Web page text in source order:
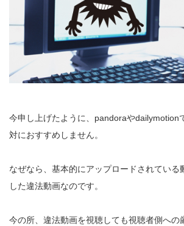
今申し上げたように、pandoraやdailymotion
対におすすめしません。
なぜなら、基本的にアップロードされている
した違法動画なのです。
今の所、違法動画を視聴しても視聴者側への